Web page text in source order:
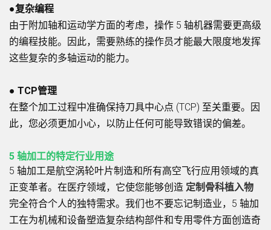
●复杂编程
由于附加轴和运动学方面的考虑，操作 5 轴机器需要更高级
的编程技能。因此，需要熟练的操作员才能最大限度地发挥
这些复杂的多轴运动的能力。
● TCP管理
在整个加工过程中准确保持刀具中心点 (TCP) 至关重要。因
此，您必须更加小心，以防止任何可能导致错误的偏差。
5 轴加工的特定行业用途
5 轴加工是航空涡轮叶片制造和所有高空飞行应用领域的真
正变革者。在医疗领域，它使您能够创造 定制骨科植入物
完全符合个人的独特需求。我们也不要忘记制造业，5 轴加
工在为机械和设备塑造复杂结构部件和专用零件方面创造奇